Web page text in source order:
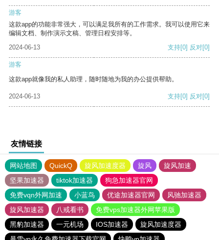
游客
这款app的功能非常强大，可以满足我所有的工作需求。我可以使用它来
编辑文档、制作演示文稿、管理日程安排等。
2024-06-13
支持[0] 反对[0]
游客
这款app就像我的私人助理，随时随地为我的办公提供帮助。
2024-06-13 支持[0] 反对[0]
友情链接
网站地图 QuickQ 旋风加速度器 旋风
旋风加速
坚果加速器
tiktok加速器
狗急加速器官网
免费vqn外网加速
小蓝鸟 优途加速器官网
风驰加速器
旋风加速器
八戒看书
免费vps加速器外网苹果版
黑豹加速器
一元机场 IOS加速器
旋风加速度器